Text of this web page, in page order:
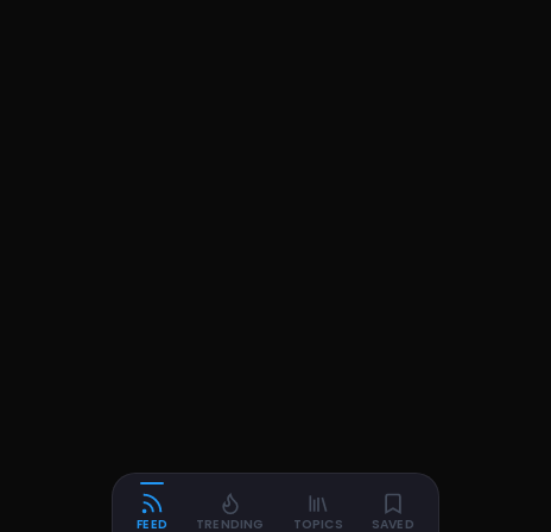
FEED TRENDING TOPICS SAVED